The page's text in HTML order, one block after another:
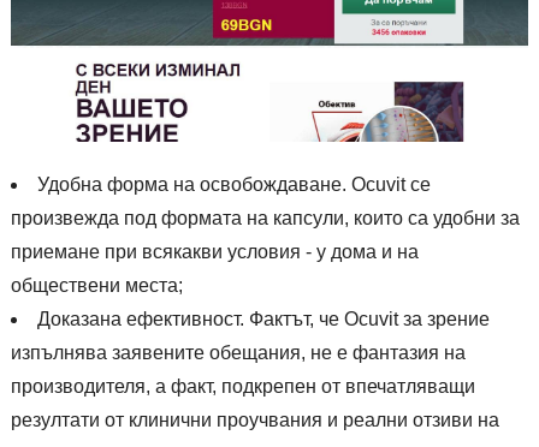
Удобна форма на освобождаване. Ocuvit се
произвежда под формата на капсули, които са удобни за
приемане при всякакви условия - у дома и на
обществени места;
Доказана ефективност. Фактът, че Ocuvit за зрение
изпълнява заявените обещания, не е фантазия на
производителя, а факт, подкрепен от впечатляващи
резултати от клинични проучвания и реални отзиви на